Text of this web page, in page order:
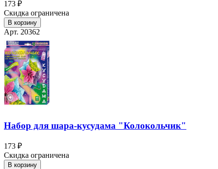
173 ₽
Скидка ограничена
В корзину
Арт. 20362
Набор для шара-кусудама "Колокольчик"
173 ₽
Скидка ограничена
В корзину